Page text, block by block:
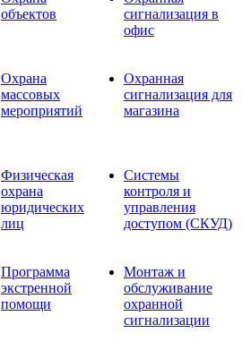
объектов
сигнализация в
офис
Охрана
массовых
мероприятий
Охранная
сигнализация для
магазина
Физическая
охрана
юридических
лиц
Системы
контроля и
управления
доступом (СКУД)
Программа
экстренной
помощи
Монтаж и
обслуживание
охранной
сигнализации